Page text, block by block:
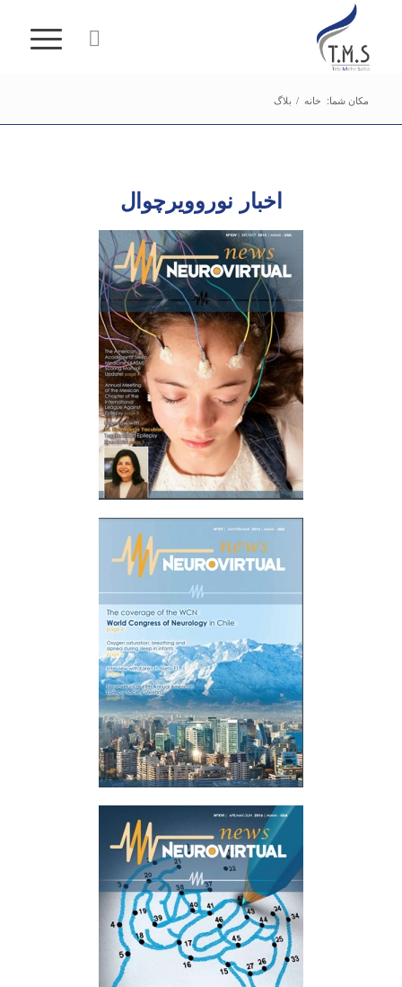
مکان شما: خانه / بلاگ
اخبار نوروویرچوال